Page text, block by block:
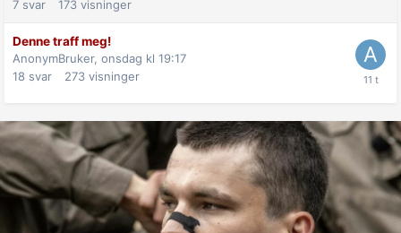
7 svar 173 visninger
Denne traff meg!
AnonymBruker, onsdag kl 19:17
18 svar 273 visninger